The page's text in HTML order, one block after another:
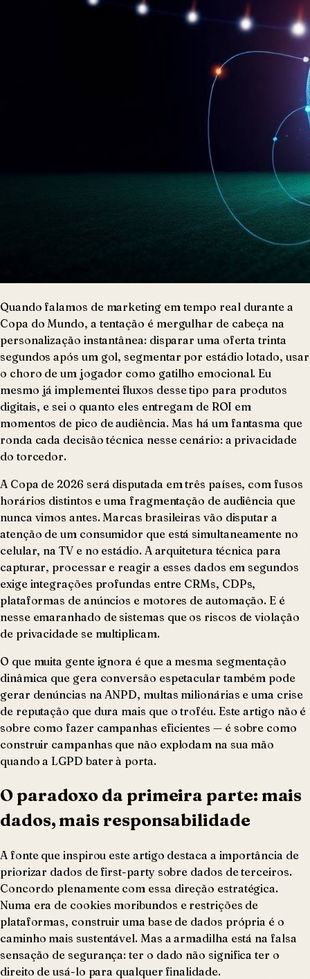
Quando falamos de marketing em tempo real durante a
Copa do Mundo, a tentação é mergulhar de cabeça na
personalização instantânea: disparar uma oferta trinta
segundos após um gol, segmentar por estádio lotado, usar
o choro de um jogador como gatilho emocional. Eu
mesmo já implementei fluxos desse tipo para produtos
digitais, e sei o quanto eles entregam de ROI em
momentos de pico de audiência. Mas há um fantasma que
ronda cada decisão técnica nesse cenário: a privacidade
do torcedor.
A Copa de 2026 será disputada em três países, com fusos
horários distintos e uma fragmentação de audiência que
nunca vimos antes. Marcas brasileiras vão disputar a
atenção de um consumidor que está simultaneamente no
celular, na TV e no estádio. A arquitetura técnica para
capturar, processar e reagir a esses dados em segundos
exige integrações profundas entre CRMs, CDPs,
plataformas de anúncios e motores de automação. E é
nesse emaranhado de sistemas que os riscos de violação
de privacidade se multiplicam.
O que muita gente ignora é que a mesma segmentação
dinâmica que gera conversão espetacular também pode
gerar denúncias na ANPD, multas milionárias e uma crise
de reputação que dura mais que o troféu. Este artigo não é
sobre como fazer campanhas eficientes — é sobre como
construir campanhas que não explodam na sua mão
quando a LGPD bater à porta.
O paradoxo da primeira parte: mais
dados, mais responsabilidade
A fonte que inspirou este artigo destaca a importância de
priorizar dados de first-party sobre dados de terceiros.
Concordo plenamente com essa direção estratégica.
Numa era de cookies moribundos e restrições de
plataformas, construir uma base de dados própria é o
caminho mais sustentável. Mas a armadilha está na falsa
sensação de segurança: ter o dado não significa ter o
direito de usá-lo para qualquer finalidade.